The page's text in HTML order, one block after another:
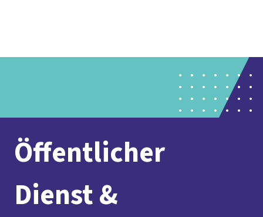
Service
Mitmachen
Öffentlicher
Dienst &